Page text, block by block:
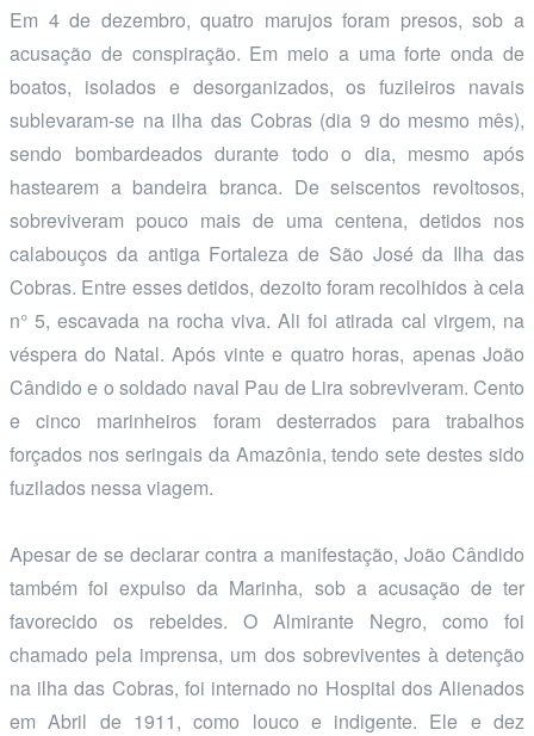
Em 4 de dezembro, quatro marujos foram presos, sob a
acusação de conspiração. Em meio a uma forte onda de
boatos, isolados e desorganizados, os fuzileiros navais
sublevaram-se na ilha das Cobras (dia 9 do mesmo mês),
sendo bombardeados durante todo o dia, mesmo após
hastearem a bandeira branca. De seiscentos revoltosos,
sobreviveram pouco mais de uma centena, detidos nos
calabouços da antiga Fortaleza de São José da Ilha das
Cobras. Entre esses detidos, dezoito foram recolhidos à cela
n° 5, escavada na rocha viva. Ali foi atirada cal virgem, na
véspera do Natal. Após vinte e quatro horas, apenas João
Cândido e o soldado naval Pau de Lira sobreviveram. Cento
e cinco marinheiros foram desterrados para trabalhos
forçados nos seringais da Amazônia, tendo sete destes sido
fuzilados nessa viagem.
Apesar de se declarar contra a manifestação, João Cândido
também foi expulso da Marinha, sob a acusação de ter
favorecido os rebeldes. O Almirante Negro, como foi
chamado pela imprensa, um dos sobreviventes à detenção
na ilha das Cobras, foi internado no Hospital dos Alienados
em Abril de 1911, como louco e indigente. Ele e dez